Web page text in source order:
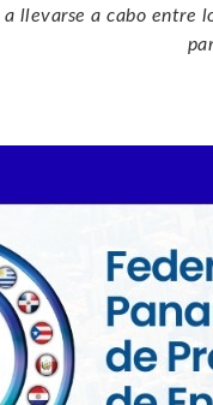
a llevarse a cabo entre